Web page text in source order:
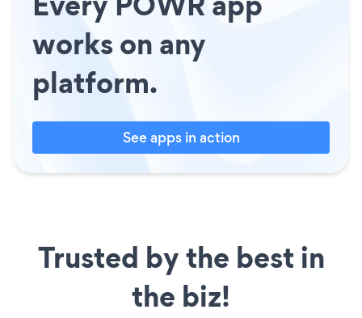
works on any
platform.
See apps in action
Trusted by the best in
the biz!